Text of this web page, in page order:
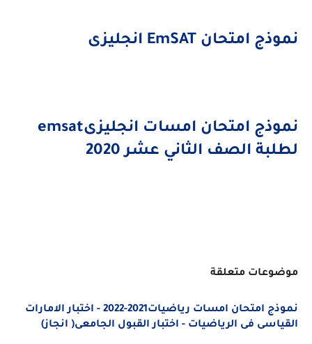
امتحانEmSATانجليزى
امتحان امسات انجليزىemsat
الصف الثاني عشر 2020
متعلقة
نموذج امتحان امسات رياضيات2021-2022 - اختبار الامارات
فى الرياضيات - اختبار القبول الجامعى( انجاز)